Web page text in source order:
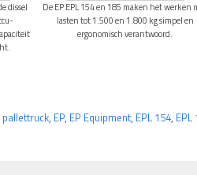
dissel
De EP EPL 154 en 185 maken het werken
lasten tot 1.500 en 1.800 kg simpel en
ergonomisch verantwoord.
, EP, EP Equipment, EPL 154, EPL